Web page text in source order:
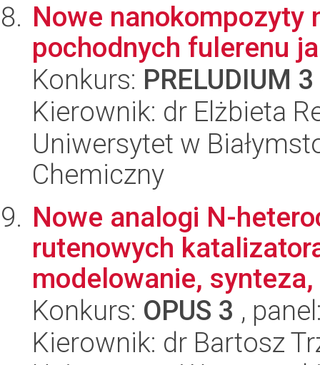
Nowe nanokompozyty
pochodnych fulerenu
Konkurs: PRELUDIUM 3
Kierownik: dr Elżbieta
Uniwersytet w
Chemiczny
Nowe analogi N-
rutenowych
modelowanie,
Konkurs: OPUS 3 ,
Kierownik: dr Bartosz